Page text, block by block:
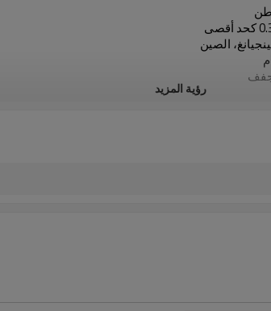
أقصى
الصين
صن شاين للمنتجات الزراعية المحدودة
رؤية المزيد